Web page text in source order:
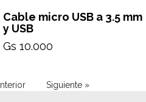
Cable micro USB a 3.5 mm
y USB
Gs 10.000
Siguiente »